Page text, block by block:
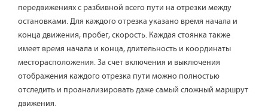
передвижениях с разбивной всего пути на отрезки между
остановками. Для каждого отрезка указано время начала и
конца движения, пробег, скорость. Каждая стоянка также
имеет время начала и конца, длительность и координаты
месторасположения. За счет включения и выключения
отображения каждого отрезка пути можно полностью
отследить и проанализировать даже самый сложный маршрут
движения.